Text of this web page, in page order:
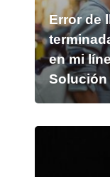
Error de
en mi
Solución